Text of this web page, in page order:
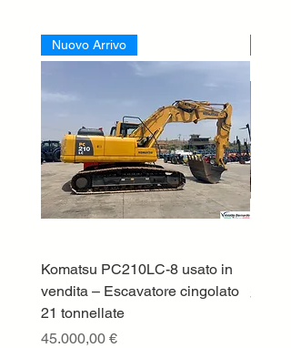
Nuovo Arrivo
Komatsu PC210LC-8 usato in
vendita – Escavatore cingolato
21 tonnellate
Prezzo
45.000,00 €
Prezzo